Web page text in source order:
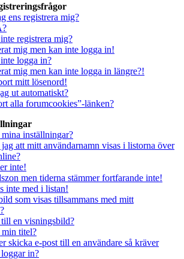
ens registrera mig?
registrera mig?
mig men kan inte logga in!
logga in?
mig men kan inte logga in längre?!
mitt lösenord!
ut automatiskt?
alla forumcookies”-länken?
inställningar?
att mitt användarnamn visas i listorna över
inte!
men tiderna stämmer fortfarande inte!
inte med i listan!
som visas tillsammans med mitt
en visningsbild?
titel?
skicka e-post till en användare så kräver
in?